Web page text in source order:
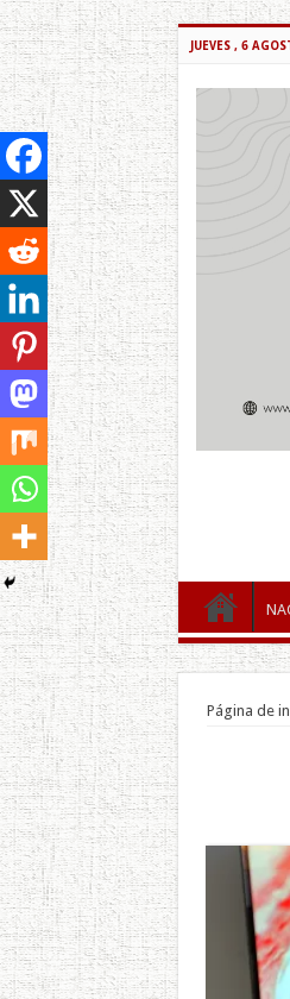
JUEVES , 6
Página de